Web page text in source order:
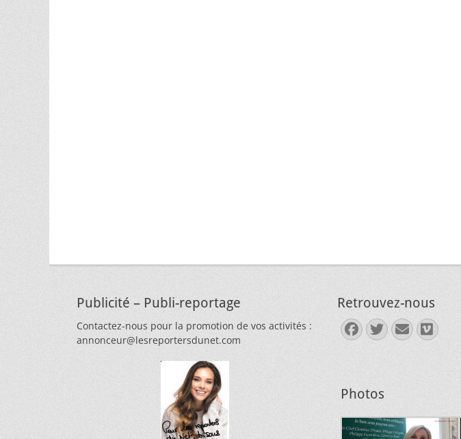
Publicité – Publi-reportage
Contactez-nous pour la promotion de vos activités :
annonceur@lesreportersdunet.com
Retrouvez-nous
Facebook
Twitter
E-
mail
Photos